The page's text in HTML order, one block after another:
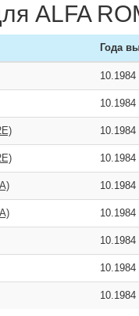
ALFA
Года
10.1984
10.1984
10.1984
10.1984
10.1984
10.1984
10.1984
10.1984
10.1984